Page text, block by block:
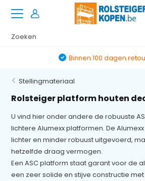
Binnen 100 dagen
Stellingmateriaal
Rolsteiger platform houten
U vind hier onder andere de robuuste
lichtere Alumexx platformen. De
lichter en minder robuust uitgevoerd,
hetzelfde draag vermogen.
Een ASC platform staat garant voor de
een zeer solide en stijve constructie